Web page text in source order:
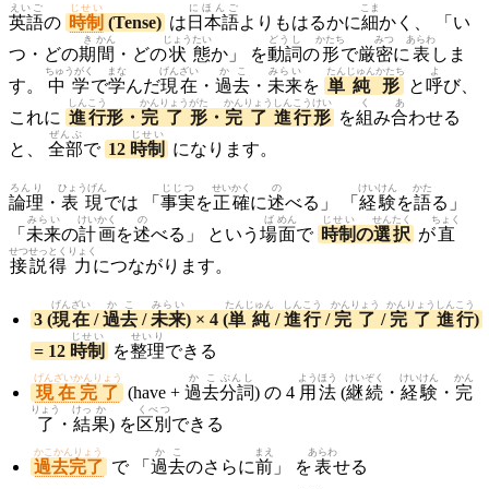
英語
えいご
の 時制
じせい
(Tense) は 日本語
にほんご
よりもはるかに細
こま
かく、 「い
つ・どの期
き
間
かん
・どの状
じょう
態
たい
か」 を動詞
どうし
の形
かたち
で厳密
みつ
に 表
あらわ
しま
す。 中学
ちゅうがく
で学
まな
んだ現在
げんざい
・ 過去
かこ
・ 未来
みらい
を 単
たん
純
じゅん
形
かたち
と 呼
よ
び、
これに 進
しん
行
こう
形・ 完
かん
了
りょう
形
がた
・ 完
かん
了
りょう
進行
しんこう
形
けい
を組
く
み合
あ
わせる
と、 全部
ぜんぶ
で 12 時制
じせい
になります。
論理
ろんり
・ 表現
ひょうげん
では 「 事実
じじつ
を正
せい
確
かく
に述
の
べる」 「 経
けい
験
けん
を語
かた
る」
「 未来
みらい
の計
けい
画
かく
を述
の
べる」 という 場
ば
面
めん
で 時制
じせい
の選
せん
択
たく
が直
ちょく
接
せつ
説
せっ
得
とく
力
りょく
につながります。
3 (現在
げんざい
/過去
かこ
/未来
みらい
) × 4 (単純
たんじゅん
/進行
しんこう
/ 完了
かんりょう
/ 完了
かんりょう
進行
しんこう
)
= 12 時制
じせい
を整理
せいり
できる
現在完了
げんざいかんりょう
(have + 過去
かこ
分詞
ぶんし
) の 4 用法
ようほう
(継
けい
続
ぞく
・ 経
けい
験
けん
・ 完
かん
了
りょう
・ 結
けっ
果
か
) を区別
くべつ
できる
過去完了
かこかんりょう
で 「 過去
かこ
のさらに前
まえ
」 を表
あらわ
せる